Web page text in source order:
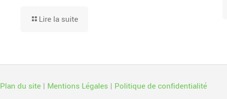
Lire la suite
Plan du site | Mentions Légales | Politique de confidentialité